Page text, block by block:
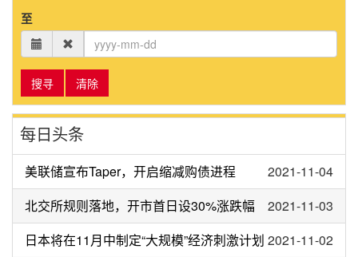
至
搜寻 清除
每日头条
美联储宣布Taper，开启缩减购债进程
2021-11-04
北交所规则落地，开市首日设30%涨跌幅
2021-11-03
日本将在11月中制定“大规模”经济刺激计划 2021-11-02